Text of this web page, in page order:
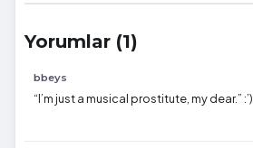
Yorumlar (1)
bbeys
“I’m just a musical prostitute, my dear.” :’)